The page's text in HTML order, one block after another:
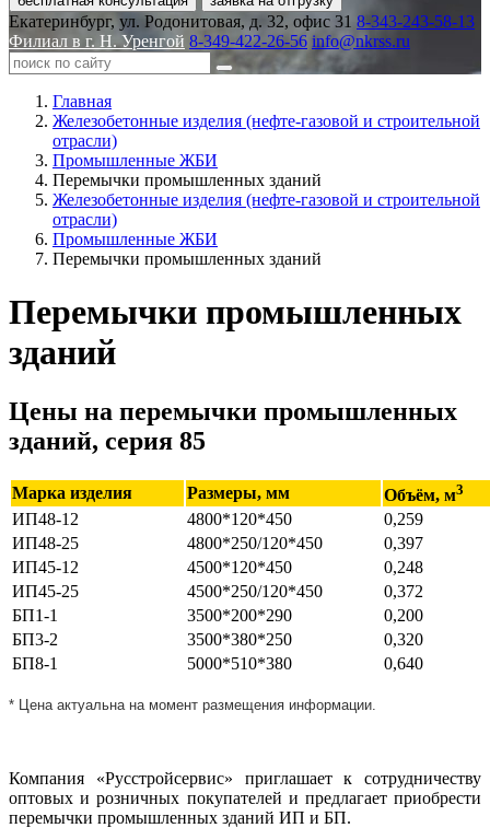
Екатеринбург, ул. Родонитовая, д. 32, офис 31 8-343-243-58-13
Филиал в г. Н. Уренгой 8-349-422-26-56 info@nkrss.ru
Главная
Железобетонные изделия (нефте-газовой и строительной
отрасли)
Промышленные ЖБИ
Перемычки промышленных зданий
Железобетонные изделия (нефте-газовой и строительной
отрасли)
Промышленные ЖБИ
Перемычки промышленных зданий
Перемычки промышленных
зданий
Цены на перемычки промышленных
зданий, серия 85
Марка изделия Размеры, мм Объём, м3
ИП48-12 4800*120*450
0,259
ИП48-25
4800*250/120*450
0,397
ИП45-12
4500*120*450
0,248
ИП45-25
4500*250/120*450
0,372
БП1-1
3500*200*290
0,200
БП3-2
3500*380*250
0,320
БП8-1
5000*510*380 0,640
* Цена актуальна на момент размещения информации.
Компания «Русстройсервис» приглашает к сотрудничеству
оптовых и розничных покупателей и предлагает приобрести
перемычки промышленных зданий ИП и БП.